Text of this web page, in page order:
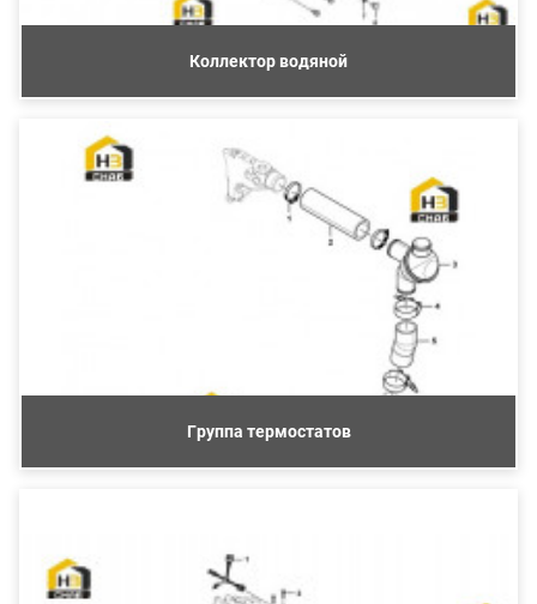
Коллектор водяной
Группа термостатов